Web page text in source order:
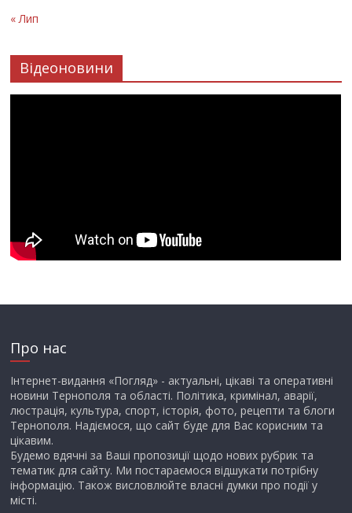
« Лип
Відеоновини
Про нас
Інтернет-видання «Погляд» - актуальні, цікаві та оперативні
новини Тернополя та області. Політика, кримінал, аварії,
люстрація, культура, спорт, історія, фото, рецепти та блоги
Тернополя. Надіємося, що сайт буде для Вас корисним та
цікавим.
Будемо вдячні за Ваші пропозиції щодо нових рубрик та
тематик для сайту. Ми постараємося відшукати потрібну
інформацію. Також висловлюйте власні думки про події у
місті.